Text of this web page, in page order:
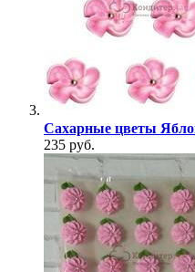
Сахарные цветы
235 руб.